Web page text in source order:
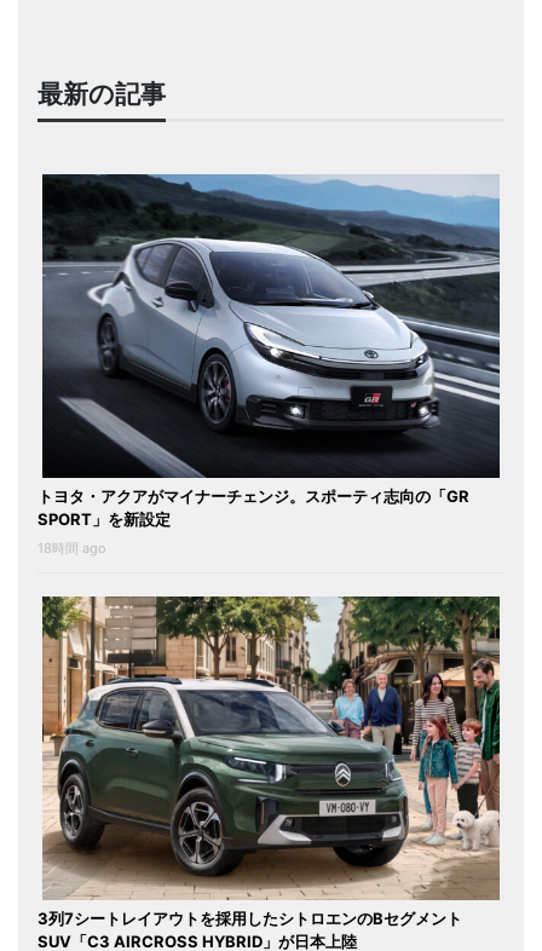
最新の記事
トヨタ・アクアがマイナーチェンジ。スポーティ志向の「GR
SPORT」を新設定
18時間 ago
3列7シートレイアウトを採用したシトロエンのBセグメント
SUV「C3 AIRCROSS HYBRID」が日本上陸